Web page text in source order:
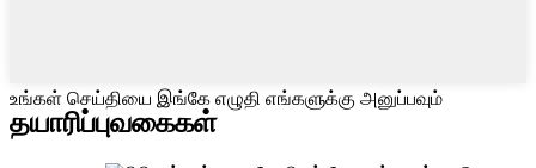
உங்கள் செய்தியை இங்கே எழுதி எங்களுக்கு அனுப்பவும்
தயாரிப்புவகைகள்